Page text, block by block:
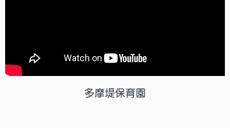
多摩堤保育園